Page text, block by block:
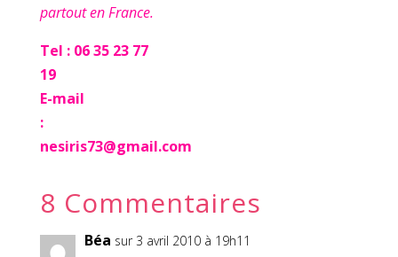
partout en France.
Tel : 06 35 23 77
19
E-mail
:
nesiris73@gmail.com
8 Commentaires
Béa sur 3 avril 2010 à 19h11